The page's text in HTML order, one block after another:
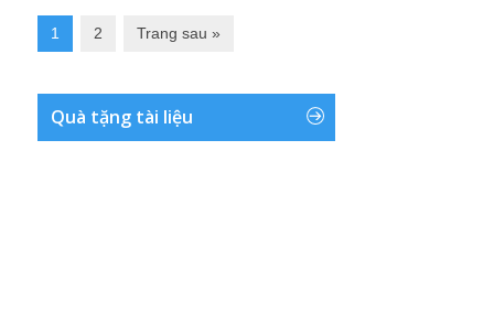
1 2 Trang sau »
Quà tặng tài liệu